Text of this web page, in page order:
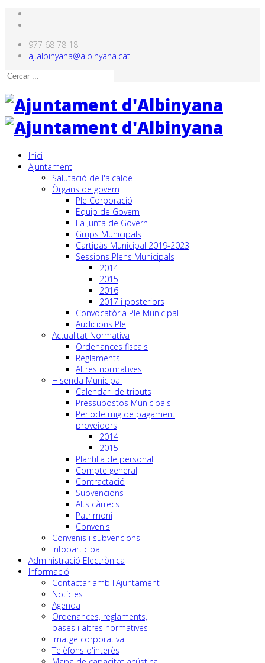
977 68 78 18
aj.albinyana@albinyana.cat
Inici
Ajuntament
Salutació de l'alcalde
Òrgans de govern
Ple Corporació
Equip de Govern
La Junta de Govern
Grups Municipals
Cartipàs Municipal 2019-2023
Sessions Plens Municipals
2014
2015
2016
2017 i posteriors
Convocatòria Ple Municipal
Audicions Ple
Actualitat Normativa
Ordenances fiscals
Reglaments
Altres normatives
Hisenda Municipal
Calendari de tributs
Pressupostos Municipals
Periode mig de pagament
proveidors
2014
2015
Plantilla de personal
Compte general
Contractació
Subvencions
Alts càrrecs
Patrimoni
Convenis
Convenis i subvencions
Infoparticipa
Administració Electrònica
Informació
Contactar amb l'Ajuntament
Notícies
Agenda
Ordenances, reglaments,
bases i altres normatives
Imatge corporativa
Telèfons d'interès